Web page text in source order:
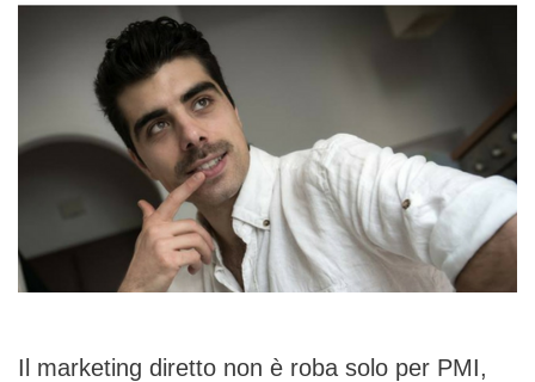
Il marketing diretto non è roba solo per PMI,